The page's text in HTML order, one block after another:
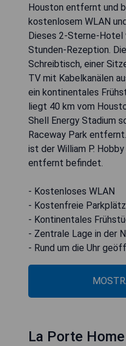
Houston entfernt und
kostenlosem WLAN
Dieses 2-Sterne-
Stunden-Rezeption.
Schreibtisch, einer
TV mit Kabelkanälen
ein kontinentales
liegt 40 km vom
Shell Energy Stadium
Raceway Park
ist der William P.
entfernt befindet.
- Kostenloses WLAN
- Kostenfreie
- Kontinentales
- Zentrale Lage in der
- Rund um die Uhr
La Porte